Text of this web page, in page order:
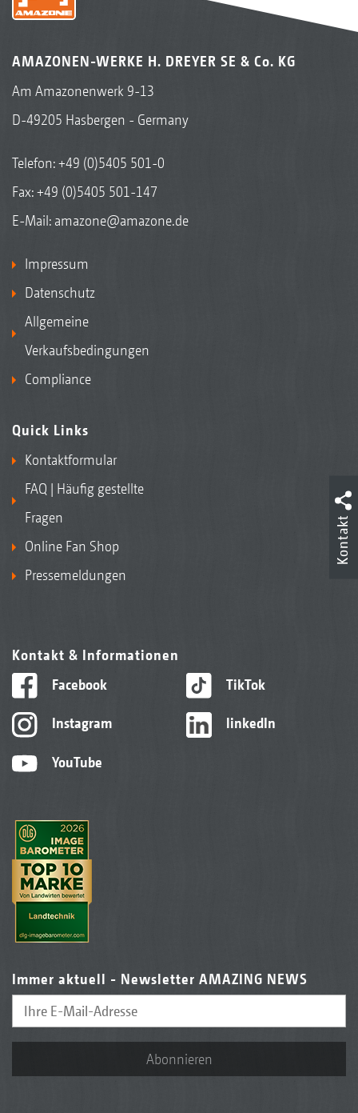
AMAZONEN-WERKE H. DREYER SE & Co. KG
Am Amazonenwerk 9-13
D-49205 Hasbergen - Germany
Telefon:+49 (0)5405 501-0
Fax: +49 (0)5405 501-147
E-Mail: amazone@amazone.de
Impressum
Datenschutz
Allgemeine
Verkaufsbedingungen
Compliance
Quick Links
Kontaktformular
FAQ | Häufig gestellte
Fragen
Online Fan Shop
Pressemeldungen
Kontakt & Informationen
Facebook
Instagram
YouTube
TikTok
linkedIn
Immer aktuell - Newsletter AMAZING NEWS
Abonnieren
Kontakt